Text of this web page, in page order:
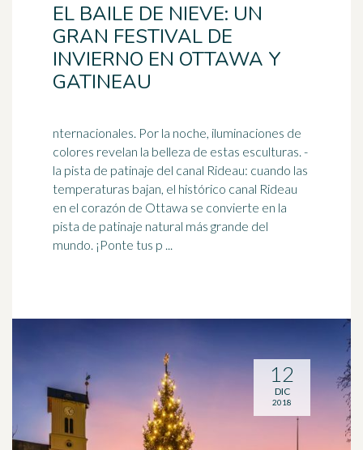
EL BAILE DE NIEVE: UN
GRAN FESTIVAL DE
INVIERNO EN OTTAWA Y
GATINEAU
nternacionales. Por la noche, iluminaciones de
colores revelan la belleza de estas esculturas. -
la pista de patinaje del canal Rideau: cuando las
temperaturas bajan, el histórico canal Rideau
en el corazón de Ottawa se convierte en la
pista de patinaje natural más grande del
mundo. ¡Ponte tus p ...
12
DIC
2018